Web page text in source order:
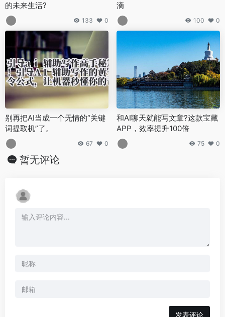
的未来生活?
133 0
滴
100 0
别再把AI当成一个无情的“关键
词提取机”了。
67 0
和AI聊天就能写文章?这款宝藏
APP，效率提升100倍
75 0
暂无评论
发表评论